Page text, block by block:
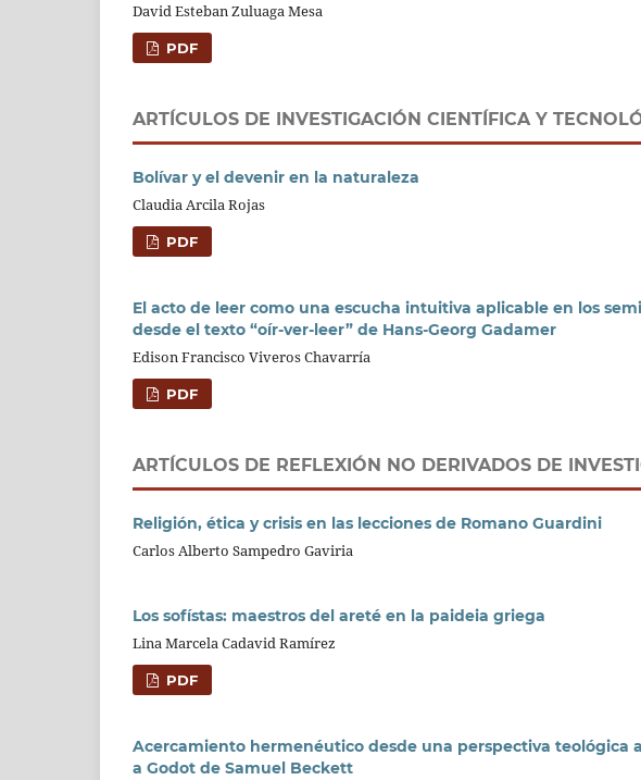
David Esteban Zuluaga Mesa
PDF
ARTÍCULOS DE INVESTIGACIÓN CIENTÍFICA Y
Bolívar y el devenir en la naturaleza
Claudia Arcila Rojas
PDF
El acto de leer como una escucha intuitiva aplicable en los
desde el texto “oír-ver-leer” de Hans-Georg Gadamer
Edison Francisco Viveros Chavarría
PDF
ARTÍCULOS DE REFLEXIÓN NO DERIVADOS DE
Religión, ética y crisis en las lecciones de Romano Guardini
Carlos Alberto Sampedro Gaviria
Los sofístas: maestros del areté en la paideia griega
Lina Marcela Cadavid Ramírez
PDF
Acercamiento hermenéutico desde una perspectiva teológica
a Godot de Samuel Beckett